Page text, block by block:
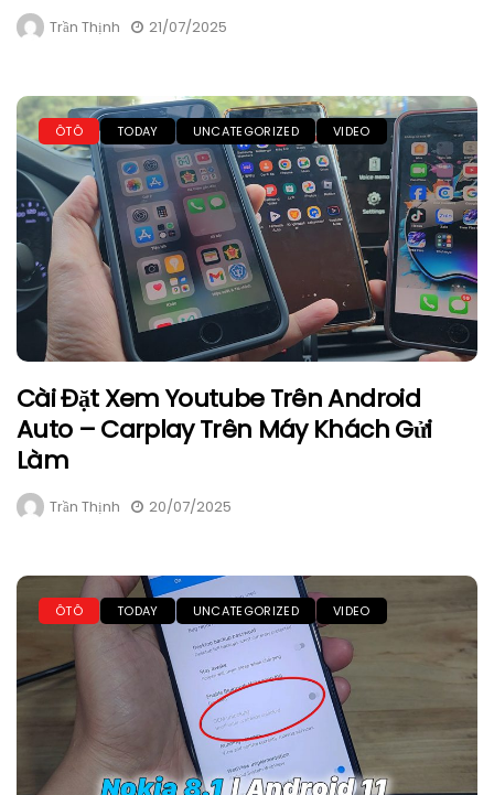
Trần Thịnh 21/07/2025
ÔTÔ TODAY UNCATEGORIZED VIDEO
Cài Đặt Xem Youtube Trên Android
Auto – Carplay Trên Máy Khách Gửi
Làm
Trần Thịnh 20/07/2025
ÔTÔ TODAY UNCATEGORIZED VIDEO